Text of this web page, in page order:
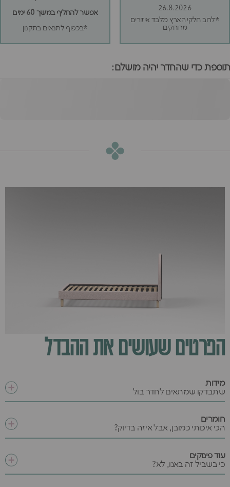
26.8.2026
*לרוב חלקי הארץ מלבד איזורים
מרוחקים
אפשר להחליף במשך 60 ימים
*בכפוף לתנאים בתקנון
תוספת כדי שהחדר יהיה מושלם:
₪2,300
הפרטים שעושים את ההבדל
מידות
שתבדקו שמתאים לחדר בול
חומרים
הכי איכותי כמובן, אבל איזה בדיוק?
עוד פינוקים
כי בשביל זה באנו, לא?